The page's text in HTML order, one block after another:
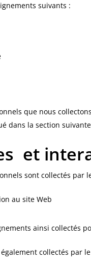
suivants :
que nous
dans la section
et
sont collectés par
au site Web
ainsi collectés
collectés par